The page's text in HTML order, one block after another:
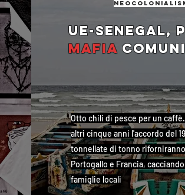
Ue-Senegal,
mafia
Otto chili di pesce per un
altri cinque anni l'accordo del
tonnellate di tonno
Portogallo e Francia,
famiglie locali